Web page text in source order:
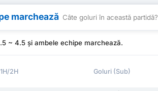
marchează Câte goluri în această partidă?
~ 4.5 și ambele echipe marchează.
1H/2H Goluri (Sub)